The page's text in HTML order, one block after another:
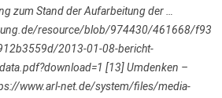
zum Stand der Aufarbeitung der …
resource/blob/974430/461668/f93
2013-01-08-bericht-
[13] Umdenken –
www.arl-net.de/system/files/media-